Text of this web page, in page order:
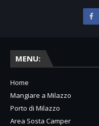
MENU:
Home
Mangiare a Milazzo
Porto di Milazzo
Area Sosta Camper